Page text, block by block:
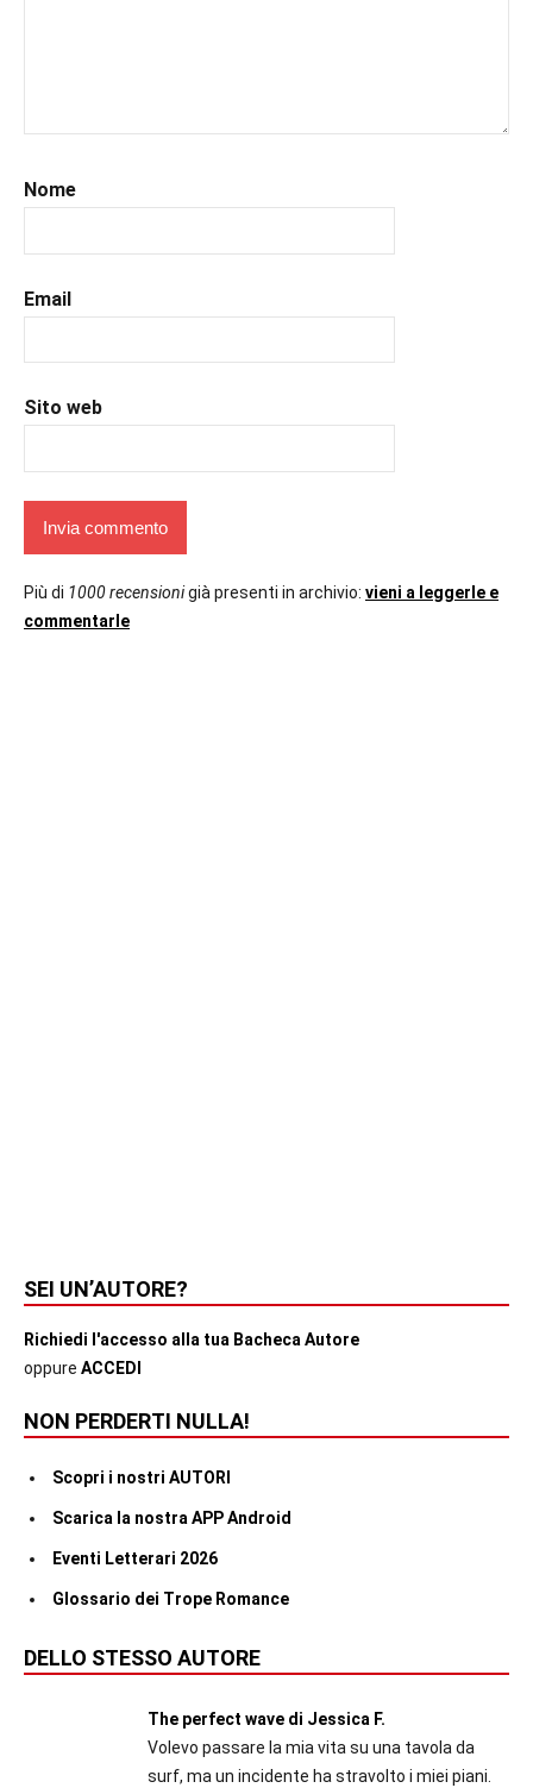
Nome
Email
Sito web
Più di 1000 recensionigià presenti in archivio: vieni a leggerle e
commentarle
SEI UN’AUTORE?
Richiedi l'accesso alla tua Bacheca Autore
oppure ACCEDI
NON PERDERTI NULLA!
Scopri i nostri AUTORI
Scarica la nostra APP Android
Eventi Letterari 2026
Glossario dei Trope Romance
DELLO STESSO AUTORE
The perfect wave di Jessica F.
Volevo passare la mia vita su una tavola da
surf, ma un incidente ha stravolto i miei piani.